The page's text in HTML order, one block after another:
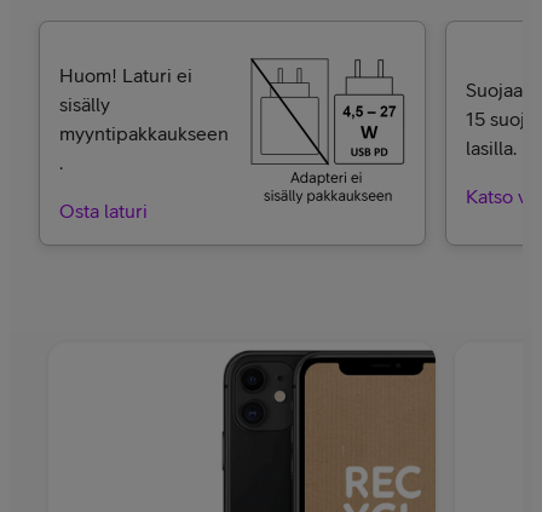
Huom! Laturi ei
sisälly
myyntipakkaukseen
.
Osta laturi
Suojaa
15
lasilla.
Katso